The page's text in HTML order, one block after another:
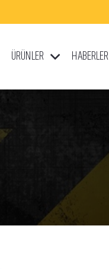
ÜRÜNLER HABERLER